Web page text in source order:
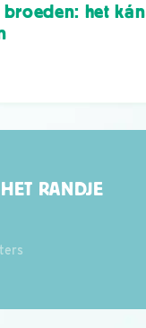
broeden: het kán
RANDJE